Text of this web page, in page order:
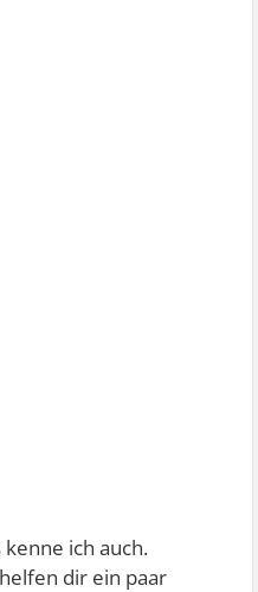
ich auch.
dir ein paar